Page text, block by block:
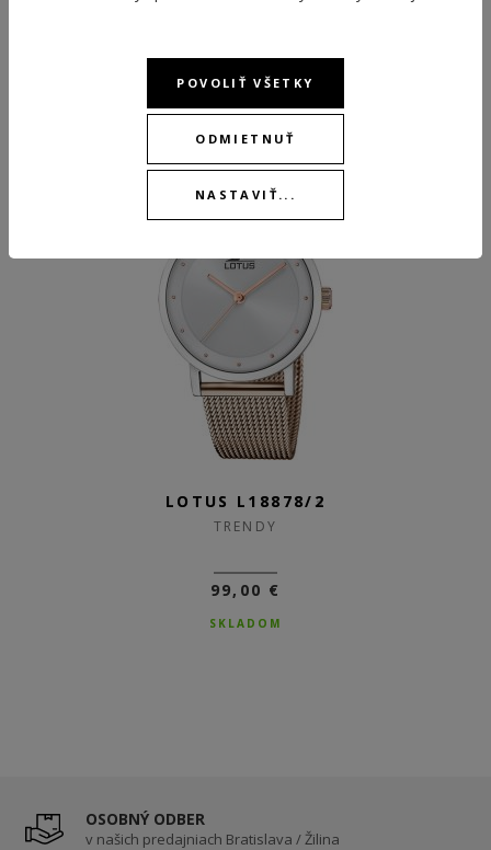
ODPORÚČANÉ PRODUKTY
LOTUS L18878/3
TRENDY
99,00 €
SKLADOM
LOTUS L18878/2
TRENDY
99,00 €
SKLADOM
OSOBNÝ ODBER
v našich predajniach Bratislava / Žilina
POVOLIŤ VŠETKY
ODMIETNUŤ
NASTAVIŤ...